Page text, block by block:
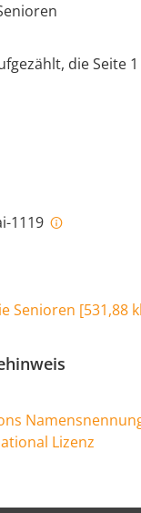
die Seite
1119
Senioren [531,88
Lizenz